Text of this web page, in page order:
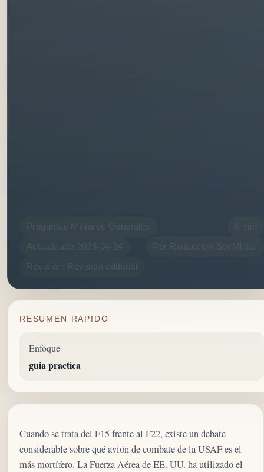
Preguntas Militares Generales
Actualizado 2026-04-24
Revision: Revision editorial
RESUMEN RAPIDO
Enfoque
guia practica
Cuando se trata del F15 frente al F22, existe un debate
considerable sobre qué avión de combate de la USAF es el
más mortífero. La Fuerza Aérea de EE. UU. ha utilizado el